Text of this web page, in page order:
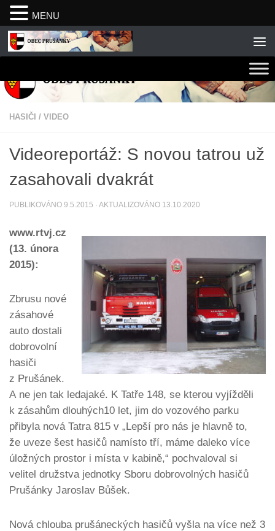
Skip to content
HASIČI / VIDEO
Videoreportáž: S novou tatrou už
zasahovali dvakrát
PUBLIKOVÁNO 9.5.2015 · AKTUALIZOVÁNO 13.10.2020
www.rtvj.cz
(13. února
2015):
Zbrusu nové
zásahové
auto dostali
dobrovolní
hasiči
z Prušánek.
A ne jen tak ledajaké. K Tatře 148, se kterou vyjížděli
k zásahům dlouhých10 let, jim do vozového parku
přibyla nová Tatra 815 v „Lepší pro nás je hlavně to,
že uveze šest hasičů namísto tří, máme daleko více
úložných prostor i místa v kabině,“ pochvaloval si
velitel družstva jednotky Sboru dobrovolných hasičů
Prušánky Jaroslav Bůšek.
Nová chlouba prušáneckých hasičů vyšla na více než 3
MENU